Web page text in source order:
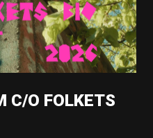
C/O FOLKETS